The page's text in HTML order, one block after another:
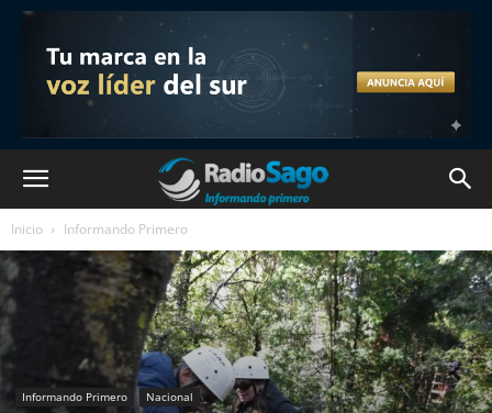
Inicio Informando Primero
Informando Primero Nacional